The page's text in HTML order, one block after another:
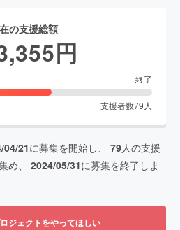
の支援総額
円
終了
支援者数79 人
04/21に募集を開始し、 79人の支援
め、 2024/05/31に募集を終了しま
ジェクトをやってほしい